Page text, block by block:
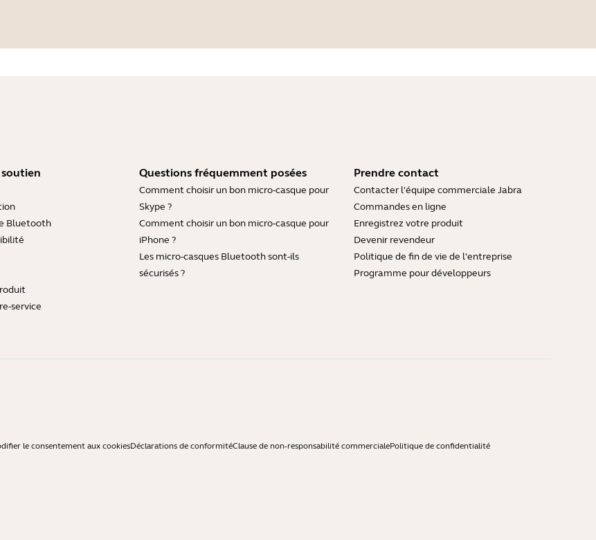
soutien
Bluetooth
service
Questions fréquemment posées
Comment choisir un bon micro-casque pour
Skype ?
Comment choisir un bon micro-casque pour
iPhone ?
Les micro-casques Bluetooth sont-ils
sécurisés ?
Prendre contact
Contacter l'équipe commerciale Jabra
Commandes en ligne
Enregistrez votre produit
Devenir revendeur
Politique de fin de vie de l'entreprise
Programme pour développeurs
le consentement aux cookiesDéclarations de conformitéClause de non-responsabilité commercialePolitique de confidentialité